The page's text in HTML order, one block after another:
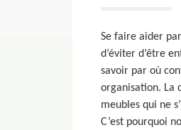
Se faire aider
d’éviter d’être
savoir par où
organisation. La
meubles qui ne
C’est pourquoi